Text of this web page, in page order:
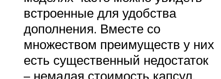
встроенные для удобства
дополнения. Вместе со
множеством преимуществ у них
есть существенный недостаток
– немалая стоимость капсул.